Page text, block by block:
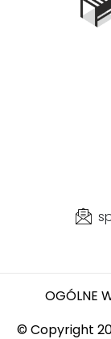
© Copyright
OGÓLNE